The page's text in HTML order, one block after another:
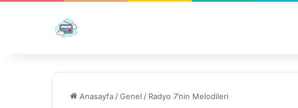
Anasayfa /Genel / Radyo 7’nin Melodileri